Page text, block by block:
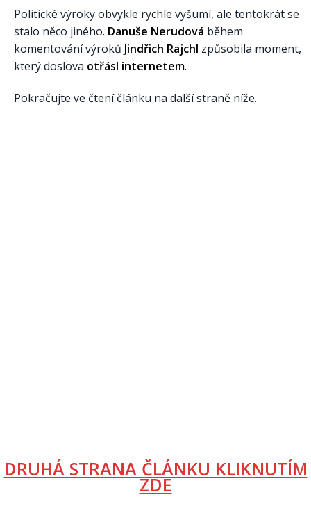
Politické výroky obvykle rychle vyšumí, ale tentokrát se
stalo něco jiného. Danuše Nerudová během
komentování výroků Jindřich Rajchl způsobila moment,
který doslova otřásl internetem.
Pokračujte ve čtení článku na další straně níže.
DRUHÁ STRANA ČLÁNKU KLIKNUTÍM
ZDE